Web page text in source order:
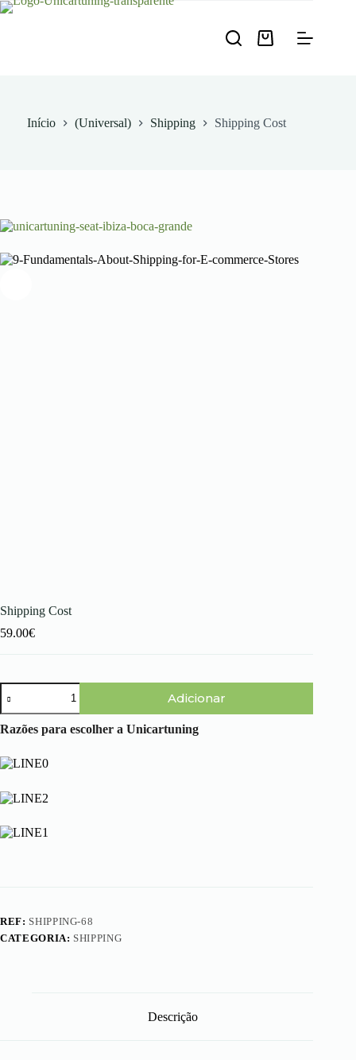
Pular
Carrinho
Início (Universal) Shipping Shipping Cost
Shipping Cost
59.00€
Quantidade
de
Shipping
Cost
Adicionar
Razões para escolher a Unicartuning
REF: SHIPPING-68
CATEGORIA: SHIPPING
Descrição